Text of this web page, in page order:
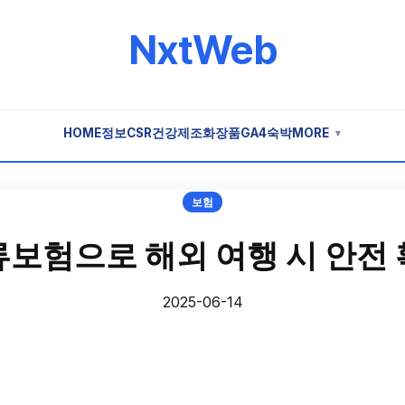
NxtWeb
HOME정보CSR건강제조화장품GA4숙박MORE ▼
보험
험으로 해외 여행 시 안전
2025-06-14